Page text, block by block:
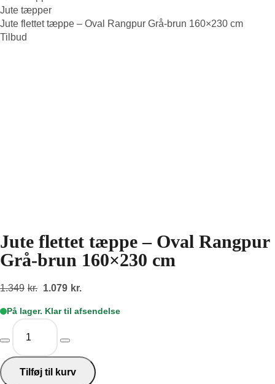
Jute tæpper
Jute flettet tæppe – Oval Rangpur Grå-brun 160×230 cm
Tilbud
Jute flettet tæppe – Oval Rangpur
Grå-brun 160×230 cm
1.349 kr. Den
pris
1.349kr..
1.079 kr.
pris
På lager. Klar til afsendelse
flettet
-
Oval
Tilføj til kurv